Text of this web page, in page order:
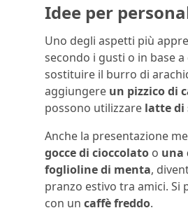
Idee per
Uno degli aspetti più
secondo i gusti o in base
sostituire il burro di
aggiungere un pizzico di
possono utilizzare latte di
Anche la presentazione
gocce di cioccolato o una
foglioline di menta,
pranzo estivo tra amici. Si
con un caffè freddo.